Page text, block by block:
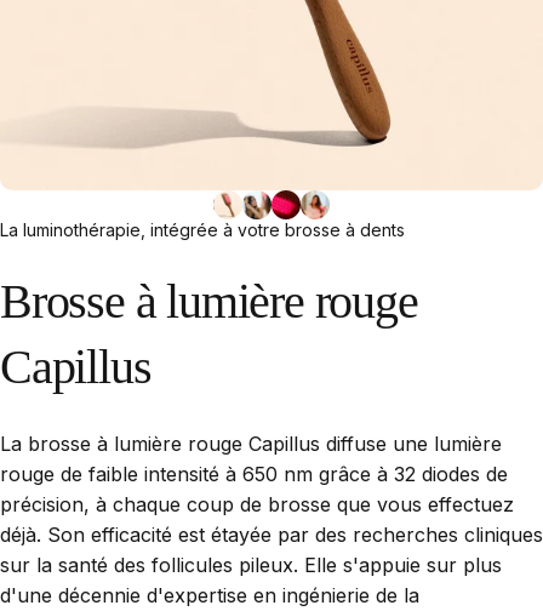
La luminothérapie, intégrée à votre brosse à dents
Brosse à lumière rouge
Capillus
La brosse à lumière rouge Capillus diffuse une lumière
rouge de faible intensité à 650 nm grâce à 32 diodes de
précision, à chaque coup de brosse que vous effectuez
déjà. Son efficacité est étayée par des recherches cliniques
sur la santé des follicules pileux. Elle s'appuie sur plus
d'une décennie d'expertise en ingénierie de la